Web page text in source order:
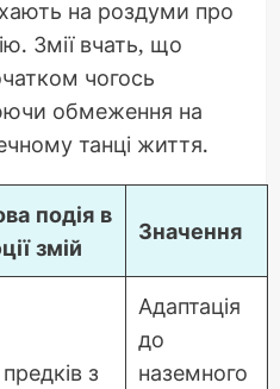
на роздуми про
Змії вчать, що
чогось
обмеження на
танці життя.
подія в
змій
Значення
з
Адаптація
до
наземного